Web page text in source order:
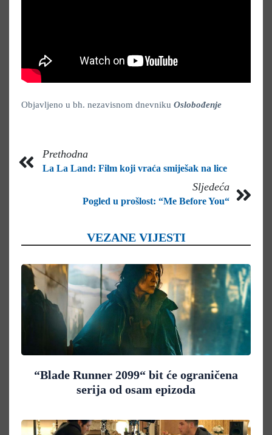
Objavljeno u bh. nezavisnom dnevniku Oslobođenje
Prethodna
La La Land: Film koji vraća smiješak na lice
Sljedeća
Pogled u prošlost: “Me Before You“
VEZANE VIJESTI
“Blade Runner 2099“ bit će ograničena
serija od osam epizoda